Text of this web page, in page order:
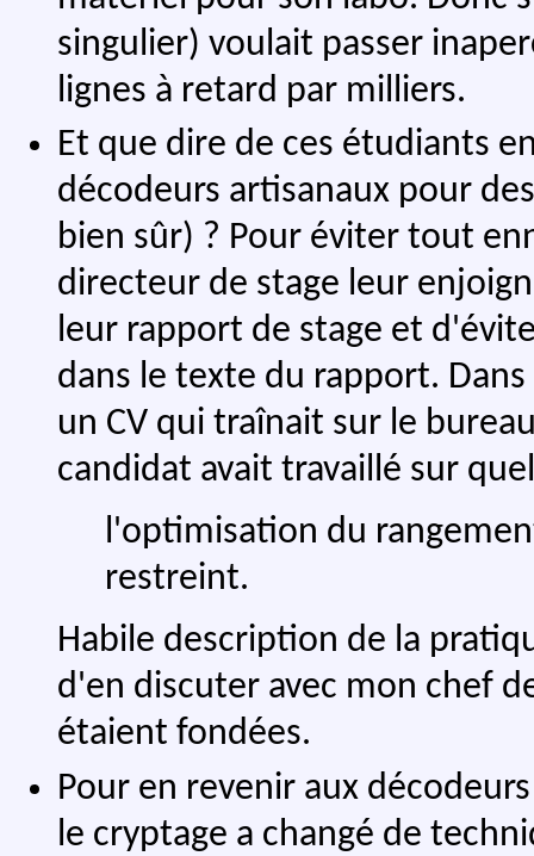
singulier) voulait passer
lignes à retard par milliers.
Et que dire de ces étudiants
décodeurs artisanaux pour
bien sûr) ? Pour éviter tout
directeur de stage leur
leur rapport de stage et
dans le texte du rapport.
un CV qui traînait sur le
candidat avait travaillé sur
l'optimisation du
restreint.
Habile description de la
d'en discuter avec mon chef
étaient fondées.
Pour en revenir aux
le cryptage a changé de